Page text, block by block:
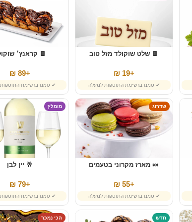
🍫 שלט שוקולד מזל טוב
+19 ₪
✔ סמנו ברשימת התוספות למעלה
🍫 קראנץ׳
+89 ₪
✔ סמנו ברשימת
שדרוג
🍬 מארז מקרוני בטעמים
+55 ₪
✔ סמנו ברשימת התוספות למעלה
מומלץ
🥂 יין לבן
+79 ₪
✔ סמנו ברשימת
חדש הכי נמכר